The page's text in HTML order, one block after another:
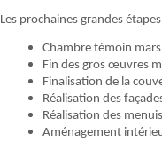
Les prochaines grandes
Chambre témoin mars
Fin des gros œuvres
Finalisation de la
Réalisation des
Réalisation des
Aménagement